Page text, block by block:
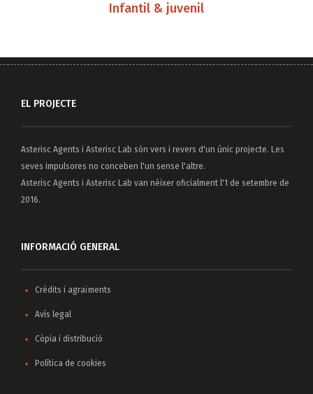
Infantil & juvenil
EL PROJECTE
Asterisc Agents i Asterisc Lab són vers i revers d'un únic projecte. Les
seves impulsores no conceben l'un sense l'altre.
Asterisc Agents i Asterisc Lab van néixer oficialment l'1 de setembre de
2016.
INFORMACIÓ GENERAL
Crèdits i agraïments
Avís legal
Còpia i distribució
Política de cookies